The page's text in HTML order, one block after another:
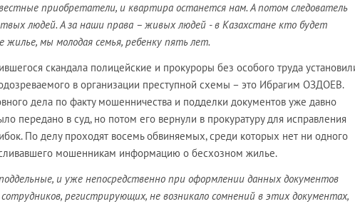
приобретатели, и квартира останется нам. А потом следователь
людей. А за наши права – живых людей - в Казахстане кто будет
мы молодая семья, ребенку пять лет.
скандала полицейские и прокуроры без особого труда
в организации преступной схемы – это Ибрагим ОЗДОЕВ.
дела по факту мошенничества и подделки документов уже давно
передано в суд, но потом его вернули в прокуратуру для исправления
По делу проходят восемь обвиняемых, среди которых нет ни одного
мошенникам информацию о бесхозном жилье.
и уже непосредственно при оформлении данных документов
регистрирующих, не возникало сомнений в этих документах,